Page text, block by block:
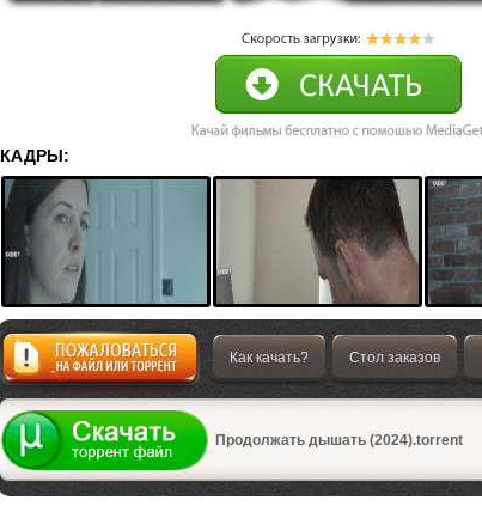
КАДРЫ:
Жалоба
Как качать? Стол заказов
Продолжать дышать (2024).torrent